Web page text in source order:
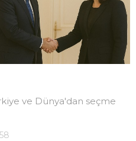
ve Dünya'dan seçme